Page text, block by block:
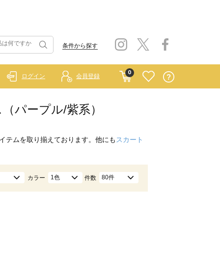
条件から探す
0
ログイン 会員登録
パープル/紫系）
テムを取り揃えております。他にも スカート
カラー 1色 件数 80件